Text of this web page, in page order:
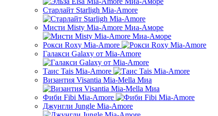
Старлайт Starligh Mia-Amore
Мисти Misty Mia-Amore Миа-Аморе
Рокси Roxy Mia-Amore
Галакси Galaxy от Mia-Amore
Таис Tais Mia-Amore
Византия Visantia Mia-Mella Миа
Фиби Fibi Mia-Amore
Джунгли Jungle Mia-Amore